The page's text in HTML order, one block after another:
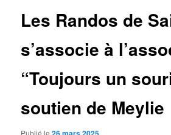
Les Randos de
s’associe à
“Toujours un
soutien de Meylie
Publié le